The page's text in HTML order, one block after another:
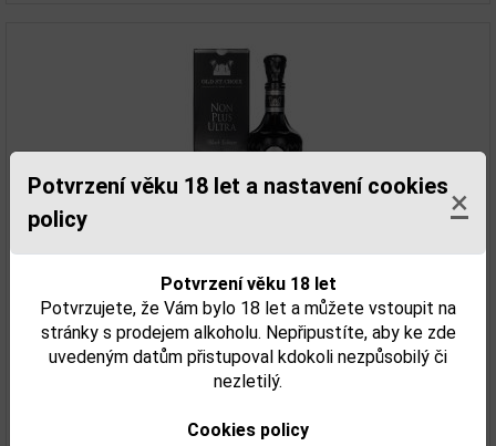
Potvrzení věku 18 let a nastavení cookies
policy
×
Potvrzení věku 18 let
Potvrzujete, že Vám bylo 18 let a můžete vstoupit na
stránky s prodejem alkoholu. Nepřipustíte, aby ke zde
uvedeným datům přistupoval kdokoli nezpůsobilý či
nezletilý.
Cookies policy
2 278,00 Kč
Skladem